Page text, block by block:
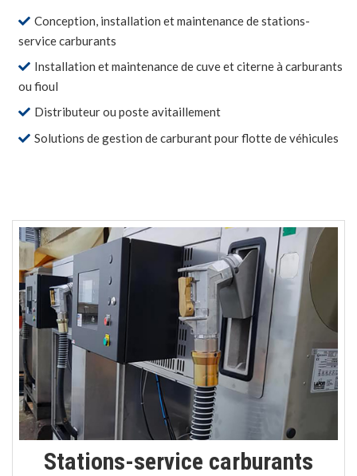
Conception, installation et maintenance de stations-
service carburants
Installation et maintenance de cuve et citerne à carburants
ou fioul
Distributeur ou poste avitaillement
Solutions de gestion de carburant pour flotte de véhicules
Stations-service carburants